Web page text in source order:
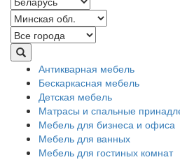
Антикварная мебель
Бескаркасная мебель
Детская мебель
Матрасы и спальные
Мебель для бизнеса и офиса
Мебель для ванных
Мебель для гостиных комнат